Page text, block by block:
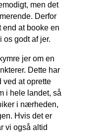
men det
Derfor
end at booke en
os godt af jer.
jer om en
Dette har
ved at oprette
i hele landet, så
i nærheden,
Hvis det er
vi også altid